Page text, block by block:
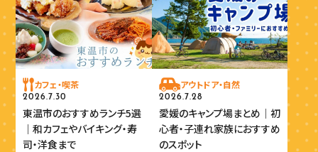
カフェ・喫茶
2026.7.30
東温市のおすすめランチ5選
｜和カフェやバイキング・寿
司・洋食まで
アウトドア・自然
2026.7.28
愛媛のキャンプ場まとめ｜初
心者・子連れ家族におすすめ
のスポット